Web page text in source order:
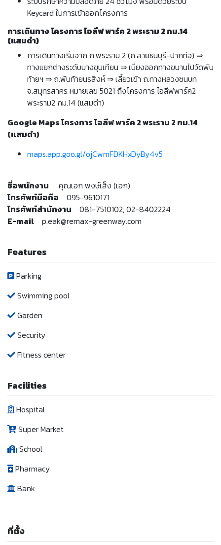
Keycard ในการเข้าออกโครงการ
การเดินทาง โครงการ ไอลีฟ พาร์ค 2 พระราม 2 กม.14
(แสมดำ)
การเดินทางเริ่มจาก ถ.พระราม 2 (ถ.สายธนบุรี-ปากท่อ) ⇒
ทางแยกต่างระดับบางขุนเทียน ⇒ เบี่ยงออกทางขนานไปวัดพัน
ท้ายฯ ⇒ ถ.พันท้ายนรสิงห์ ⇒ เลี้ยวเข้า ถ.ทางหลวงชนบท
จ.สมุทรสาคร หมายเลข 5021 ถึงโครงการ ไอลีฟพาร์ค2
พระราม2 กม.14 (แสมดำ)
Google Maps โครงการ ไอลีฟ พาร์ค 2 พระราม 2 กม.14
(แสมดำ)
maps.app.goo.gl/ojCwmFDKHxDyBy4v5
ชื่อพนักงาน คุณเอก พงษ์เส็ง (เอก)
โทรศัพท์มือถือ 095-9610171
โทรศัพท์สำนักงาน 081-7510102, 02-8402224
E-mail p.eak@remax-greenway.com
Features
Parking
Swimming pool
Garden
Security
Fitness center
Facilities
Hospital
Super Market
School
Pharmacy
Bank
ที่ตั้ง